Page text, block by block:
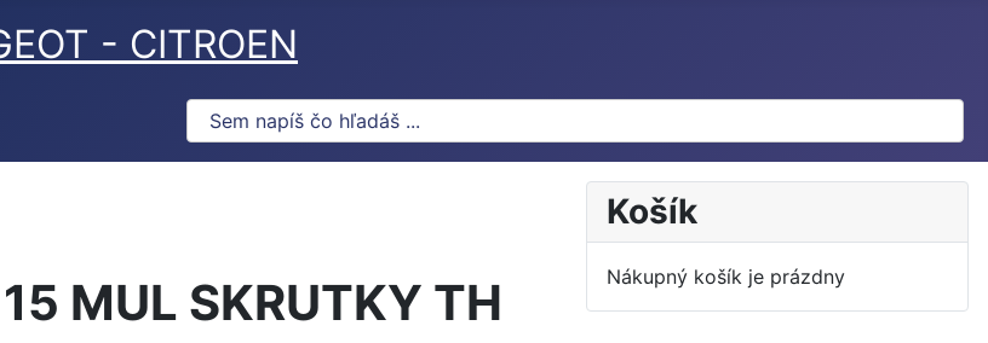
- CITROEN
MUL SKRUTKY TH
Košík
Nákupný košík je prázdny